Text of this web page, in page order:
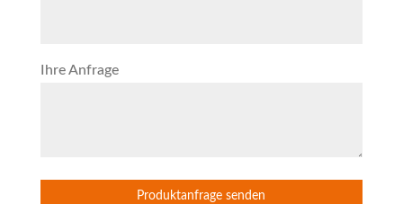
Ihre Anfrage